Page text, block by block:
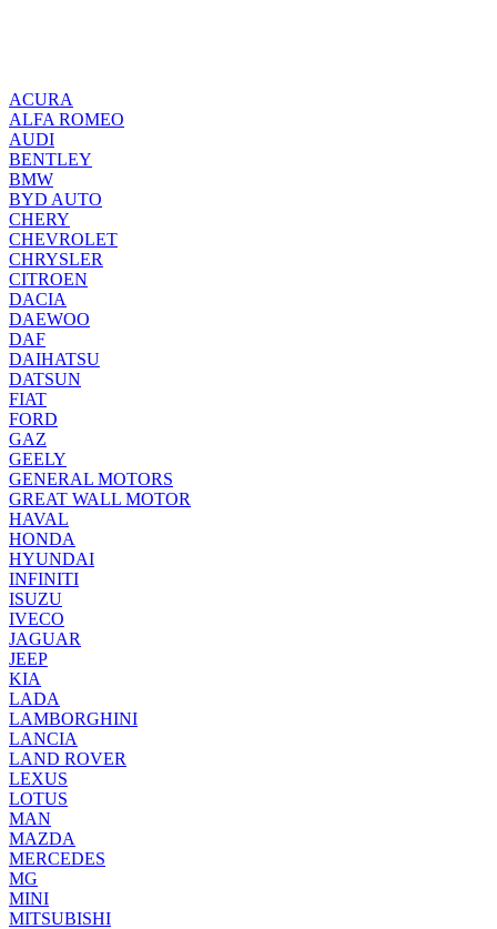
ACURA
ALFA ROMEO
AUDI
BENTLEY
BMW
BYD AUTO
CHERY
CHEVROLET
CHRYSLER
CITROEN
DACIA
DAEWOO
DAF
DAIHATSU
DATSUN
FIAT
FORD
GAZ
GEELY
GENERAL MOTORS
GREAT WALL MOTOR
HAVAL
HONDA
HYUNDAI
INFINITI
ISUZU
IVECO
JAGUAR
JEEP
KIA
LADA
LAMBORGHINI
LANCIA
LAND ROVER
LEXUS
LOTUS
MAN
MAZDA
MERCEDES
MG
MINI
MITSUBISHI